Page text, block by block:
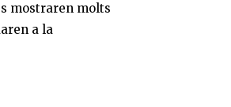
mostraren molts
a la